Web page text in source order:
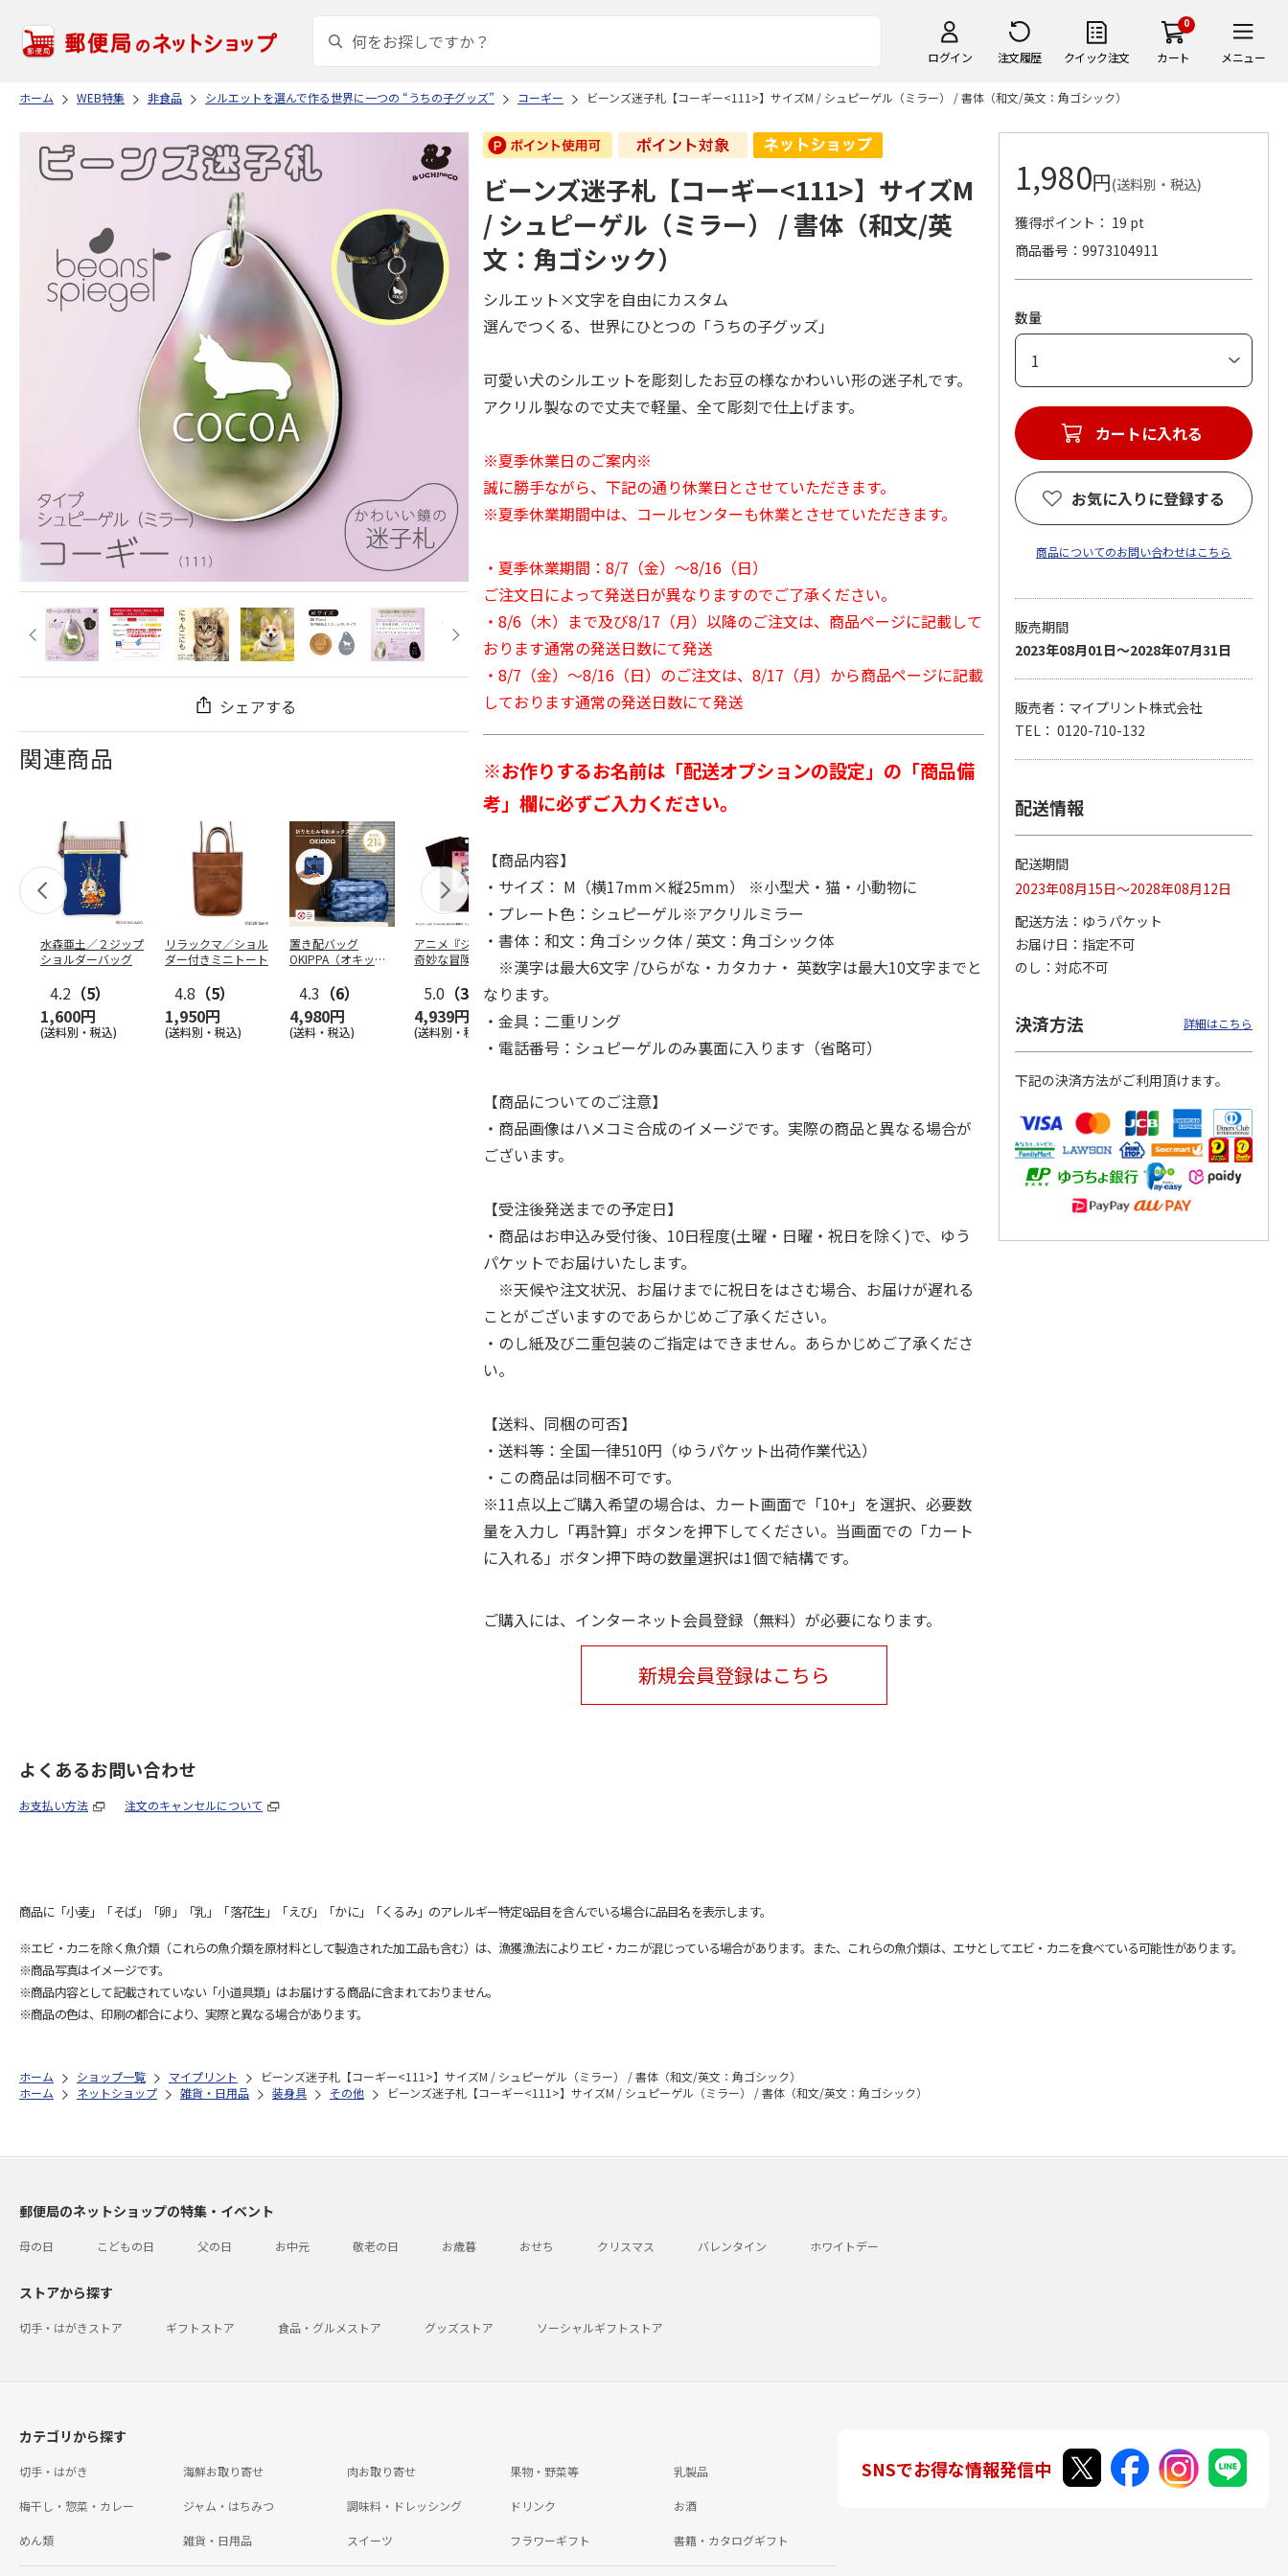
ログイン 注文履歴 クイック注文
0
カート メニュー
ホーム WEB特集 非食品 シルエットを選んで作る世界に一つの “うちの子グッズ” コーギー ビーンズ迷子札【コーギー<111>】サイズM / シュピーゲル（ミラー） / 書体（和文/英文：角ゴシック）
シェアする
関連商品
水森亜土／２ジップ
ショルダーバッグ
4.2 （5）
1,600円
(送料別・税込)
リラックマ／ショル
ダー付きミニトート
4.8 （5）
1,950円
(送料別・税込)
置き配バッグ
OKIPPA（オキッ
4.3 （6）
4,980円
(送料・税込)
アニメ『ジョジョの
奇妙な冒険 黄金の
…
5.0 （3）
4,939円
(送料別・税込)
コジコジ／ショルダ
ー付きバッグ
1,760円
(送料別・税込)
アニメ『ジョジョの
奇妙な冒険 黄金の
風』CITY POP…
『ジョジョの奇妙な
冒険 スターダスト
クルセイダース』
冒険 スターダスト
クルセイダース』
POSTIES オリジナ
ルTシャツ Sサイズ
3,080円
(送料別・税込)
3,300円
(送料別・税込)
ビーンズ迷子札【コーギー<111>】サイズM
/ シュピーゲル（ミラー） / 書体（和文/英
文：角ゴシック）
シルエット×文字を自由にカスタム
選んでつくる、世界にひとつの「うちの子グッズ」
可愛い犬のシルエットを彫刻したお豆の様なかわいい形の迷子札です。
アクリル製なので丈夫で軽量、全て彫刻で仕上げます。
※夏季休業日のご案内※
誠に勝手ながら、下記の通り休業日とさせていただきます。
※夏季休業期間中は、コールセンターも休業とさせていただきます。
・夏季休業期間：8/7（金）～8/16（日）
ご注文日によって発送日が異なりますのでご了承ください。
・8/6（木）まで及び8/17（月）以降のご注文は、商品ページに記載して
おります通常の発送日数にて発送
・8/7（金）～8/16（日）のご注文は、8/17（月）から商品ページに記載
しております通常の発送日数にて発送
※お作りするお名前は「配送オプションの設定」の「商品備
考」欄に必ずご入力ください。
【商品内容】
・サイズ： M（横17mm×縦25mm） ※小型犬・猫・小動物に
・プレート色：シュピーゲル※アクリルミラー
・書体：和文：角ゴシック体 / 英文：角ゴシック体
※漢字は最大6文字 /ひらがな・カタカナ・ 英数字は最大10文字までと
なります。
・金具：二重リング
・電話番号：シュピーゲルのみ裏面に入ります（省略可）
【商品についてのご注意】
・商品画像はハメコミ合成のイメージです。実際の商品と異なる場合が
ございます。
【受注後発送までの予定日】
・商品はお申込み受付後、10日程度(土曜・日曜・祝日を除く)で、ゆう
パケットでお届けいたします。
※天候や注文状況、お届けまでに祝日をはさむ場合、お届けが遅れる
ことがございますのであらかじめご了承ください。
・のし紙及び二重包装のご指定はできません。あらかじめご了承くださ
い。
【送料、同梱の可否】
・送料等：全国一律510円（ゆうパケット出荷作業代込）
・この商品は同梱不可です。
※11点以上ご購入希望の場合は、カート画面で「10+」を選択、必要数
量を入力し「再計算」ボタンを押下してください。当画面での「カート
に入れる」ボタン押下時の数量選択は1個で結構です。
ご購入には、インターネット会員登録（無料）が必要になります。
新規会員登録はこちら
1,980円(送料別・税込)
獲得ポイント： 19 pt
商品番号
9973104911
数量
カートに入れる
お気に入りに登録する
商品についてのお問い合わせはこちら
販売期間
2023年08月01日～2028年07月31日
販売者：マイプリント株式会社
TEL： 0120-710-132
配送情報
配送期間
2023年08月15日～2028年08月12日
配送方法
ゆうパケット
お届け日
指定不可
のし
対応不可
決済方法 詳細はこちら
下記の決済方法がご利用頂けます。
よくあるお問い合わせ
お支払い方法 注文のキャンセルについて
商品に「小麦」「そば」「卵」「乳」「落花生」「えび」「かに」「くるみ」のアレルギー特定8品目を含んでいる場合に品目名を表示します。
※エビ・カニを除く魚介類（これらの魚介類を原材料として製造された加工品も含む）は、漁獲漁法によりエビ・カニが混じっている場合があります。また、これらの魚介類は、エサとしてエビ・カニを食べている可能性があります。
※商品写真はイメージです。
※商品内容として記載されていない「小道具類」はお届けする商品に含まれておりません。
※商品の色は、印刷の都合により、実際と異なる場合があります。
ホーム ショップ一覧 マイプリント
ビーンズ迷子札【コーギー<111>】サイズM / シュピーゲル（ミラー） / 書体（和文/英文：角ゴシック）
ホーム
ネットショップ 雑貨・日用品 装身具 その他 ビーンズ迷子札【コーギー<111>】サイズM / シュピーゲル（ミラー） / 書体（和文/英文：角ゴシック）
郵便局のネットショップの特集・イベント
母の日 こどもの日 父の日 お中元 敬老の日 お歳暮 おせち クリスマス バレンタイン ホワイトデー
ストアから探す
切手・はがきストア ギフトストア 食品・グルメストア グッズストア ソーシャルギフトストア
カテゴリから探す
切手・はがき 海鮮お取り寄せ 肉お取り寄せ 果物・野菜等 乳製品
梅干し・惣菜・カレー ジャム・はちみつ 調味料・ドレッシング ドリンク お酒
めん類 雑貨・日用品 スイーツ フラワーギフト 書籍・カタログギフト
SNSでお得な情報発信中